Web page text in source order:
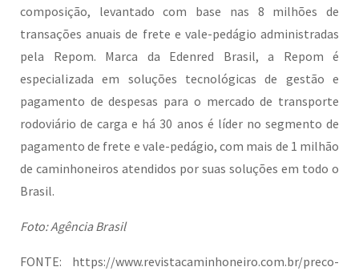
composição, levantado com base nas 8 milhões de
transações anuais de frete e vale-pedágio administradas
pela Repom. Marca da Edenred Brasil, a Repom é
especializada em soluções tecnológicas de gestão e
pagamento de despesas para o mercado de transporte
rodoviário de carga e há 30 anos é líder no segmento de
pagamento de frete e vale-pedágio, com mais de 1 milhão
de caminhoneiros atendidos por suas soluções em todo o
Brasil.
Foto: Agência Brasil
FONTE: https://www.revistacaminhoneiro.com.br/preco-